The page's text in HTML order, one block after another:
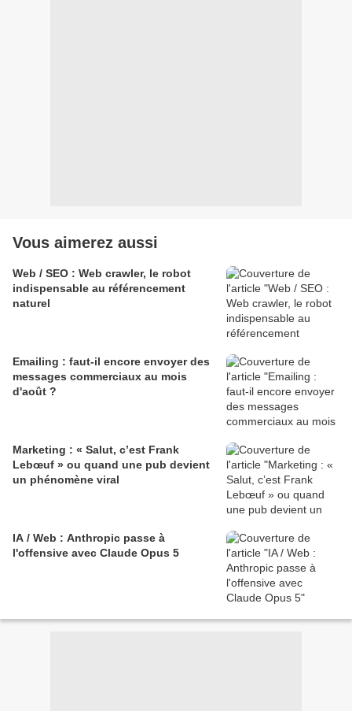
Vous aimerez aussi
Web / SEO : Web crawler, le robot
indispensable au référencement
naturel
Emailing : faut-il encore envoyer des
messages commerciaux au mois
d'août ?
Marketing : « Salut, c’est Frank
Lebœuf » ou quand une pub devient
un phénomène viral
IA / Web : Anthropic passe à
l'offensive avec Claude Opus 5